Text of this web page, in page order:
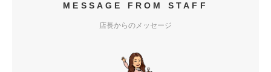
MESSAGE FROM STAFF
店長からのメッセージ